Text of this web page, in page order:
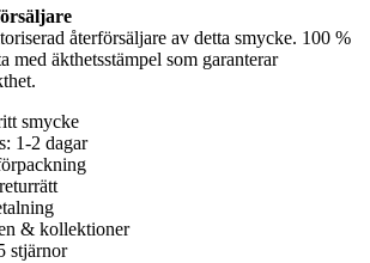
återförsäljare av detta smycke. 100 %
med äkthetsstämpel som garanterar
smycke
1-2 dagar
& kollektioner
stjärnor